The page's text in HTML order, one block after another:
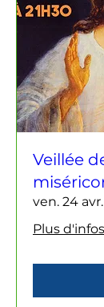
Veillée
ven. 24 avr.
Plus d'infos